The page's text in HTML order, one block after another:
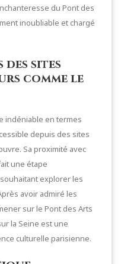
du Pont des
inoubliable et chargé
des sites
comme le
indéniable en termes
depuis des sites
Sa proximité avec
une étape
explorer les
avoir admiré les
sur le Pont des Arts
la Seine est une
culturelle parisienne.